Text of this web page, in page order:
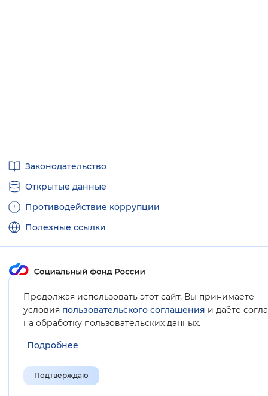
Продолжая использовать этот сайт, Вы принимаете
условия пользовательского соглашения и даёте
на обработку пользовательских данных.
Подробнее
Подтверждаю
ссылкиЗаконодательство
Открытые данные
Противодействие коррупции
Полезные ссылки
Карта сайта
© Социальный фонд России, 2008-2026